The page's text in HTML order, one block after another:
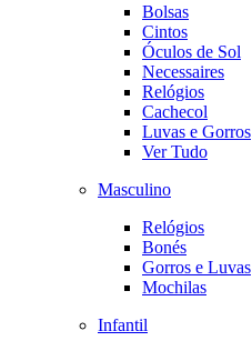
Bolsas
Cintos
Óculos de Sol
Necessaires
Relógios
Cachecol
Luvas e Gorros
Ver Tudo
Masculino
Relógios
Bonés
Gorros e Luvas
Mochilas
Infantil